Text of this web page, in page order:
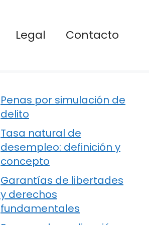
Legal Contacto
Penas por simulación de
delito
Tasa natural de
desempleo: definición y
concepto
Garantías de libertades
y derechos
fundamentales